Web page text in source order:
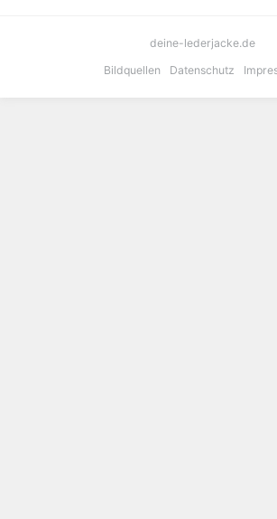
deine-lederjacke.de
Bildquellen
Datenschutz